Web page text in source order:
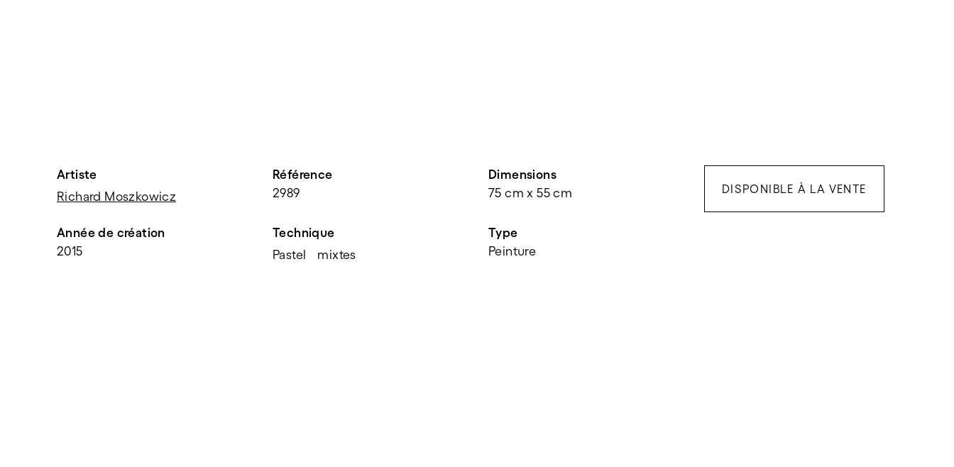
Artiste
Richard Moszkowicz
Référence
2989
Dimensions
75 cm x 55 cm
Année de création
2015
Technique
Pastel
mixtes
Type
Peinture
DISPONIBLE À LA VENTE